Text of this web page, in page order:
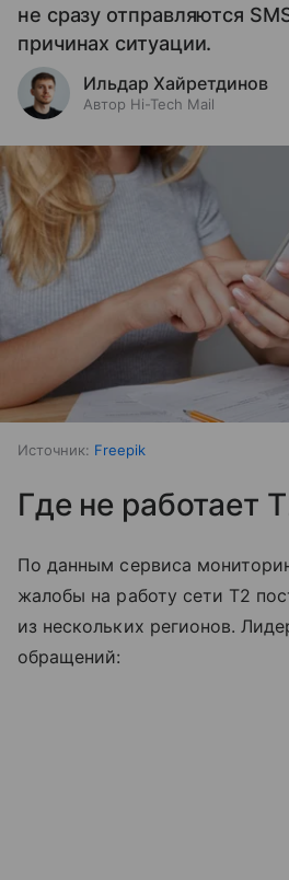
не сразу отправляются
причинах ситуации.
Ильдар Хайретдинов
Автор Hi-Tech Mail
Источник: Freepik
Где не работает
По данным сервиса
жалобы на работу сети T2
из нескольких регионов.
обращений: